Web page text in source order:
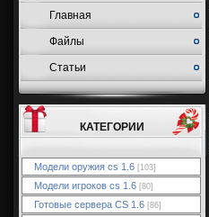
Главная
Файлы
Статьи
КАТЕГОРИИ
Модели оружия cs 1.6 [103]
Модели игроков cs 1.6 [80]
Готовые сервера CS 1.6 [86]